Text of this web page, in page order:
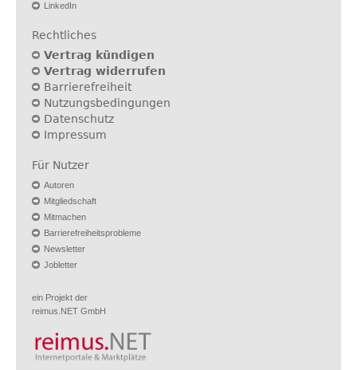
LinkedIn
Rechtliches
Vertrag kündigen
Vertrag widerrufen
Barrierefreiheit
Nutzungsbedingungen
Datenschutz
Impressum
Für Nutzer
Autoren
Mitgliedschaft
Mitmachen
Barrierefreiheitsprobleme
Newsletter
Jobletter
ein Projekt der
reimus.NET GmbH